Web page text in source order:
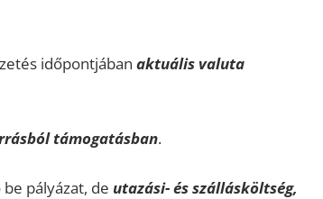
időpontjában aktuális valuta
támogatásban.
pályázat, de utazási- és szállásköltség,